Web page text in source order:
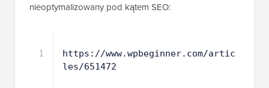
nieoptymalizowany pod kątem SEO:
1
https://www.wpbeginner.com/artic
les/651472